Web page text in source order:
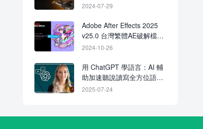
2024-07-29
Adobe After Effects 2025
v25.0 台灣繁體AE破解檔下
載 crack
2024-10-26
用 ChatGPT 學語言：AI 輔
助加速聽說讀寫全方位語言
學習課程
2025-07-24